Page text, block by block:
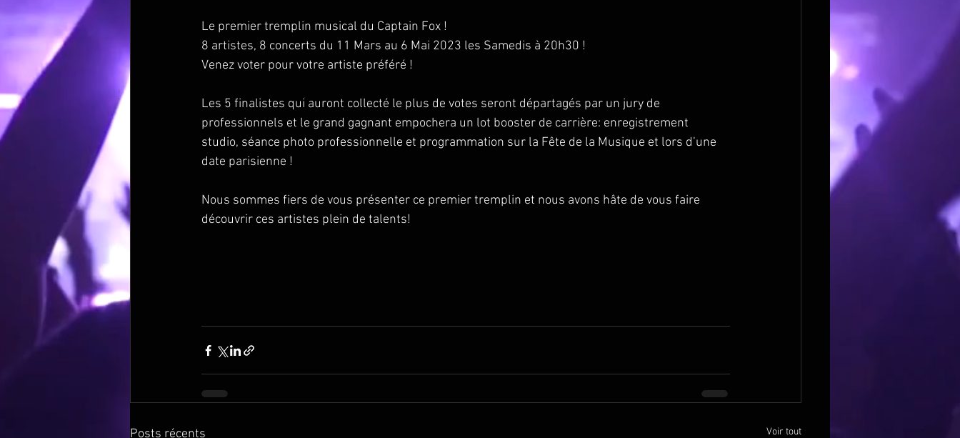
Le premier tremplin musical du Captain Fox !
8 artistes, 8 concerts du 11 Mars au 6 Mai 2023 les Samedis à 20h30 !
Venez voter pour votre artiste préféré !
Les 5 finalistes qui auront collecté le plus de votes seront départagés par un jury de
professionnels et le grand gagnant empochera un lot booster de carrière: enregistrement
studio, séance photo professionnelle et programmation sur la Fête de la Musique et lors d’une
date parisienne !
Nous sommes fiers de vous présenter ce premier tremplin et nous avons hâte de vous faire
découvrir ces artistes plein de talents!
Posts récents Voir tout